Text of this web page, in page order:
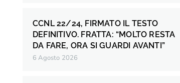
CCNL 22/24, FIRMATO IL TESTO
DEFINITIVO. FRATTA: “MOLTO RESTA
DA FARE, ORA SI GUARDI AVANTI”
6 Agosto 2026